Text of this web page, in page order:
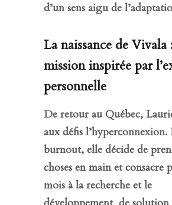
d’un sens aigu de
La naissance de Vivala
mission inspirée par
personnelle
De retour au Québec,
aux défis l’hyperconnexion.
burnout, elle décide de
choses en main et consacre
mois à la recherche et le